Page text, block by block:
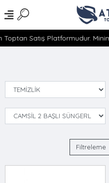
Satış Platformudur.
Filtreleme